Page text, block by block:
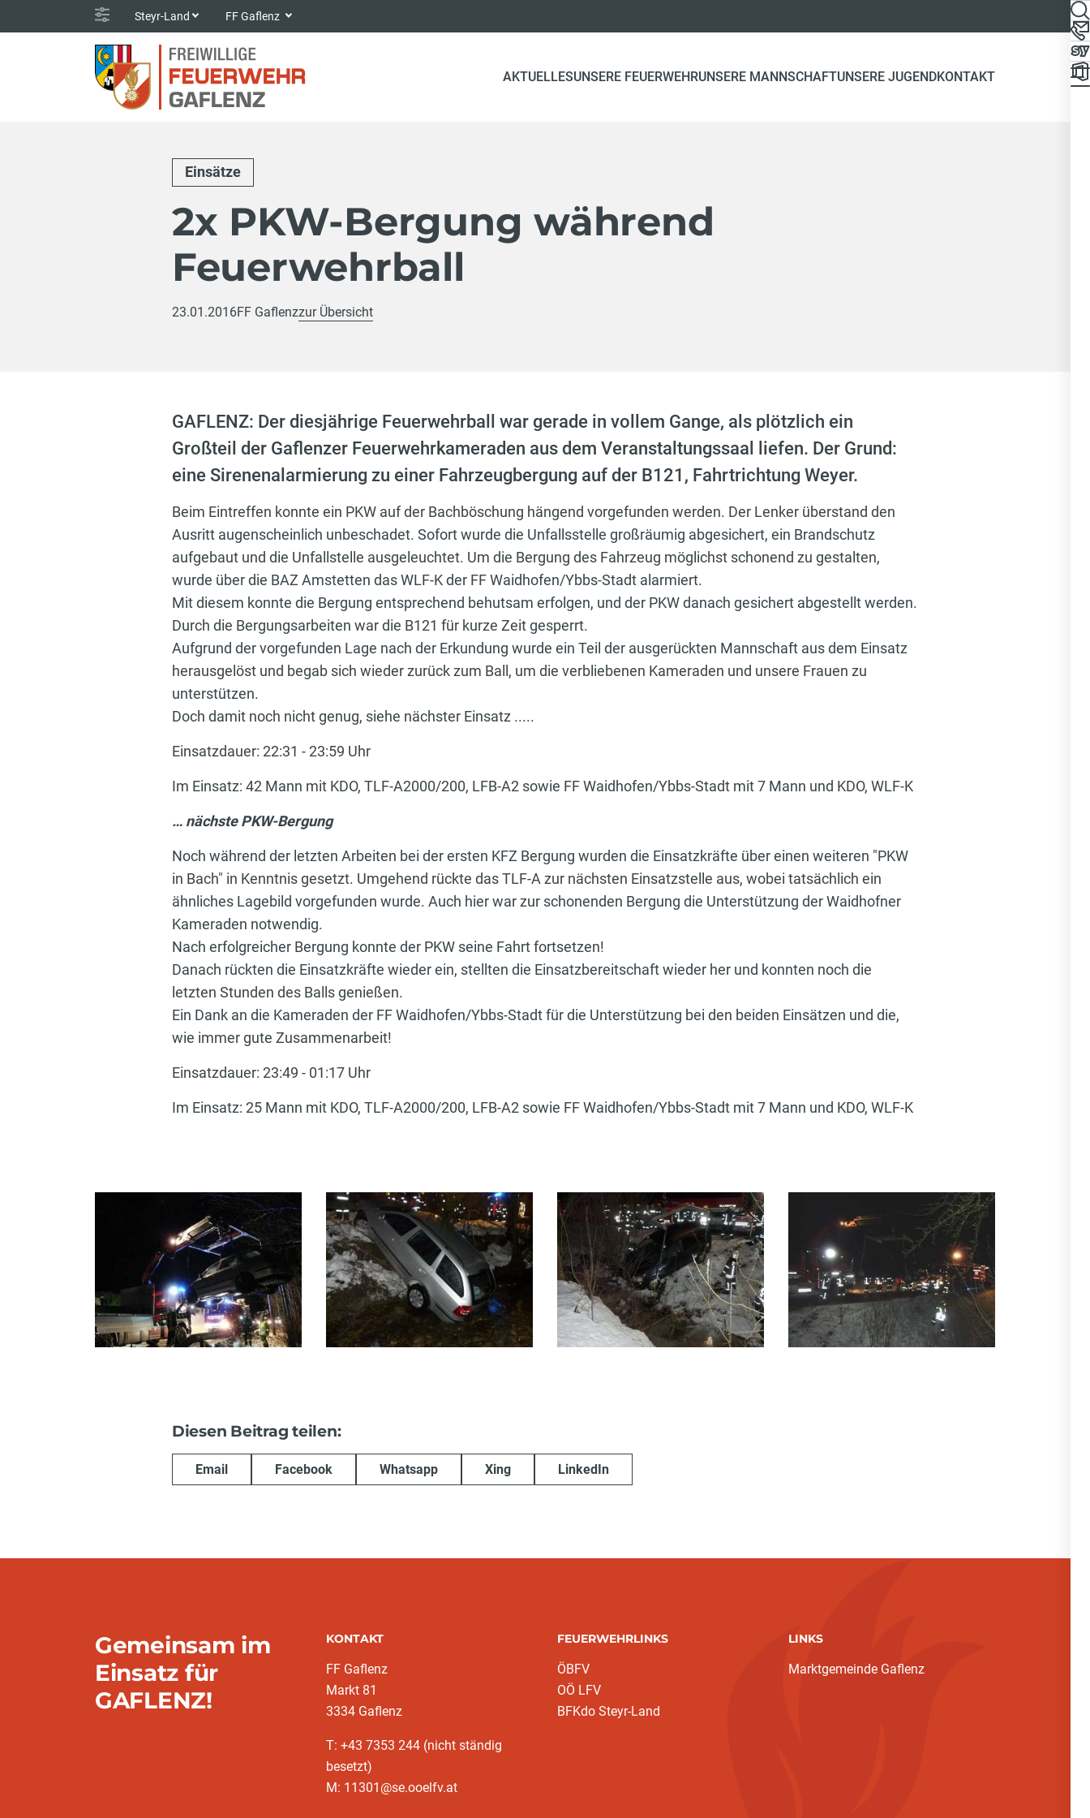
Steyr-Land FF Gaflenz
AKTUELLESUNSERE FEUERWEHRUNSERE MANNSCHAFTUNSERE JUGENDKONTAKT
Einsätze
2x PKW-Bergung während
Feuerwehrball
23.01.2016FF Gaflenzzur Übersicht
GAFLENZ: Der diesjährige Feuerwehrball war gerade in vollem Gange, als plötzlich ein
Großteil der Gaflenzer Feuerwehrkameraden aus dem Veranstaltungssaal liefen. Der Grund:
eine Sirenenalarmierung zu einer Fahrzeugbergung auf der B121, Fahrtrichtung Weyer.
Beim Eintreffen konnte ein PKW auf der Bachböschung hängend vorgefunden werden. Der Lenker überstand den
Ausritt augenscheinlich unbeschadet. Sofort wurde die Unfallsstelle großräumig abgesichert, ein Brandschutz
aufgebaut und die Unfallstelle ausgeleuchtet. Um die Bergung des Fahrzeug möglichst schonend zu gestalten,
wurde über die BAZ Amstetten das WLF-K der FF Waidhofen/Ybbs-Stadt alarmiert.
Mit diesem konnte die Bergung entsprechend behutsam erfolgen, und der PKW danach gesichert abgestellt werden.
Durch die Bergungsarbeiten war die B121 für kurze Zeit gesperrt.
Aufgrund der vorgefunden Lage nach der Erkundung wurde ein Teil der ausgerückten Mannschaft aus dem Einsatz
herausgelöst und begab sich wieder zurück zum Ball, um die verbliebenen Kameraden und unsere Frauen zu
unterstützen.
Doch damit noch nicht genug, siehe nächster Einsatz .....
Einsatzdauer: 22:31 - 23:59 Uhr
Im Einsatz: 42 Mann mit KDO, TLF-A2000/200, LFB-A2 sowie FF Waidhofen/Ybbs-Stadt mit 7 Mann und KDO, WLF-K
… nächste PKW-Bergung
Noch während der letzten Arbeiten bei der ersten KFZ Bergung wurden die Einsatzkräfte über einen weiteren "PKW
in Bach" in Kenntnis gesetzt. Umgehend rückte das TLF-A zur nächsten Einsatzstelle aus, wobei tatsächlich ein
ähnliches Lagebild vorgefunden wurde. Auch hier war zur schonenden Bergung die Unterstützung der Waidhofner
Kameraden notwendig.
Nach erfolgreicher Bergung konnte der PKW seine Fahrt fortsetzen!
Danach rückten die Einsatzkräfte wieder ein, stellten die Einsatzbereitschaft wieder her und konnten noch die
letzten Stunden des Balls genießen.
Ein Dank an die Kameraden der FF Waidhofen/Ybbs-Stadt für die Unterstützung bei den beiden Einsätzen und die,
wie immer gute Zusammenarbeit!
Einsatzdauer: 23:49 - 01:17 Uhr
Im Einsatz: 25 Mann mit KDO, TLF-A2000/200, LFB-A2 sowie FF Waidhofen/Ybbs-Stadt mit 7 Mann und KDO, WLF-K
Diesen Beitrag teilen:
Email Facebook Whatsapp Xing LinkedIn
Gemeinsam im
Einsatz für
GAFLENZ!
KONTAKT
FF Gaflenz
Markt 81
3334 Gaflenz
T: +43 7353 244 (nicht ständig
besetzt)
M: 11301@se.ooelfv.at
FEUERWEHRLINKS
ÖBFV
OÖ LFV
BFKdo Steyr-Land
LINKS
Marktgemeinde Gaflenz